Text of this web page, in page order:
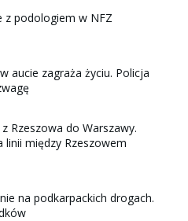
z podologiem w NFZ
aucie zagraża życiu. Policja
Rzeszowa do Warszawy.
między Rzeszowem
na podkarpackich drogach.